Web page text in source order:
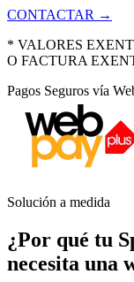
CONTACTAR →
* VALORES
O FACTURA
Pagos Seguros vía
Solución a medida
¿Por qué tu
necesita una